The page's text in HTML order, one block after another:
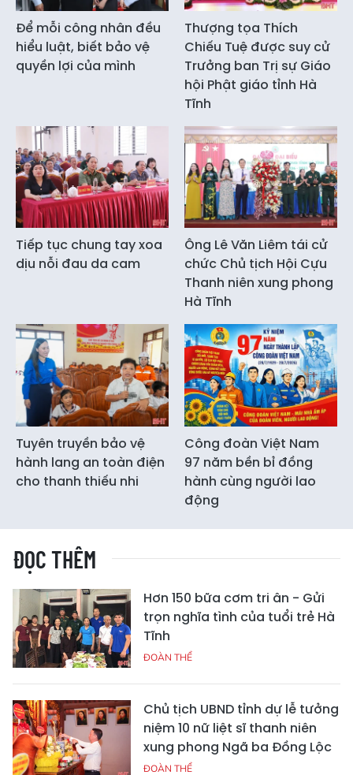
Để mỗi công nhân đều
hiểu luật, biết bảo vệ
quyền lợi của mình
Thượng tọa Thích
Chiếu Tuệ được suy cử
Trưởng ban Trị sự Giáo
hội Phật giáo tỉnh Hà
Tĩnh
Tiếp tục chung tay xoa
dịu nỗi đau da cam
Ông Lê Văn Liêm tái cử
chức Chủ tịch Hội Cựu
Thanh niên xung phong
Hà Tĩnh
Tuyên truyền bảo vệ
hành lang an toàn điện
cho thanh thiếu nhi
Công đoàn Việt Nam
97 năm bền bỉ đồng
hành cùng người lao
động
ĐỌC THÊM
Hơn 150 bữa cơm tri ân - Gửi
trọn nghĩa tình của tuổi trẻ Hà
Tĩnh
ĐOÀN THỂ
Chủ tịch UBND tỉnh dự lễ tưởng
niệm 10 nữ liệt sĩ thanh niên
xung phong Ngã ba Đồng Lộc
ĐOÀN THỂ